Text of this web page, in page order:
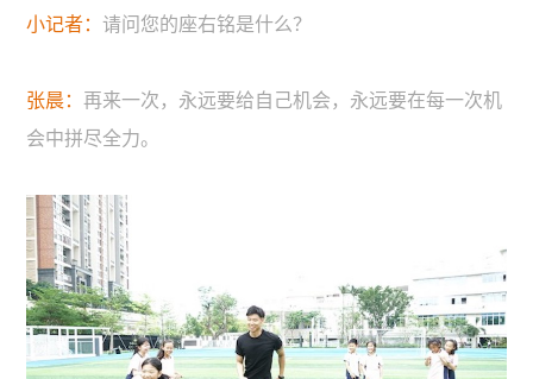
小记者：请问您的座右铭是什么？
张晨：再来一次，永远要给自己机会，永远要在每一次机
会中拼尽全力。